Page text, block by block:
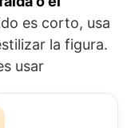
es corto, usa
la figura.
usar